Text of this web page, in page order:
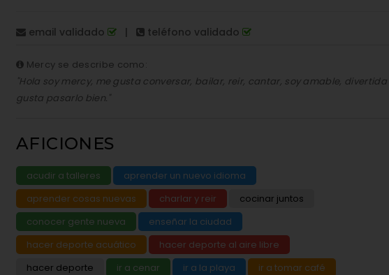
email validado | teléfono validado
Mercy se describe como:
"Hola soy mercy, me gusta conversar, bailar, reir, cantar, soy amable, divertida
gusta pasarlo bien."
AFICIONES
acudir a talleres
aprender un nuevo idioma
aprender cosas nuevas
charlar y reir
cocinar juntos
conocer gente nueva
enseñar la ciudad
hacer deporte acuático
hacer deporte al aire libre
hacer deporte
ir a cenar ir a la playa
ir a tomar café